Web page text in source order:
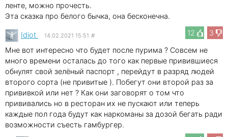
ленте, можно прочесть.
Эта сказка про белого бычка, она бесконечна.
12
3
Idiot 14.02.2021 15:51 #
Мне вот интересно что будет после пурима ? Совсем не
много времени осталась до того как первые привившиеся
обнулят свой зелёный паспорт , перейдут в разряд людей
второго сорта (не привитые ). Побегут они второй раз за
прививкой или нет ? Как они заговорят о том что
прививались но в ресторан их не пускают или теперь
каждые пол года будут как наркоманы за дозой бегать ради
возможности съесть гамбургер.